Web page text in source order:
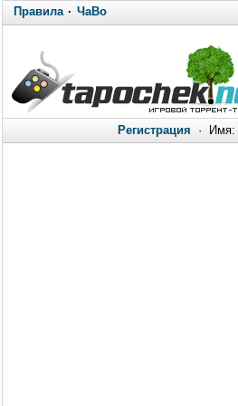
Правила· ЧаВо
Регистрация · Имя: